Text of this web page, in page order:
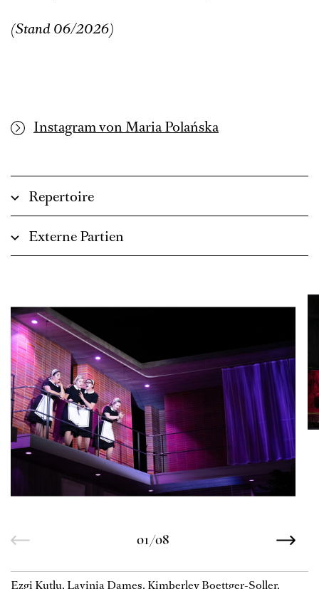
(Stand 06/2026)
Instagram von Maria Polańska
Repertoire
Externe Partien
01/08
Ezgi Kutlu, Lavinia Dames, Kimberley Boettger-Soller,